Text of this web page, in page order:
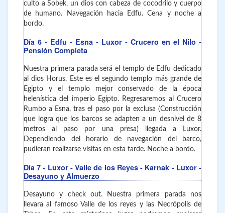
culto a Sobek, un dios con cabeza de cocodrilo y cuerpo
de humano. Navegación hacia Edfu. Cena y noche a
bordo.
Día 6 - Edfu - Esna - Luxor - Crucero en el Nilo -
Pensión Completa
Nuestra primera parada será el templo de Edfu dedicado
al dios Horus. Este es el segundo templo más grande de
Egipto y el templo mejor conservado de la época
helenística del imperio Egipto. Regresaremos al Crucero
Rumbo a Esna, tras el paso por la exclusa (Construcción
que logra que los barcos se adapten a un desnivel de 8
metros al paso por una presa) llegada a Luxor.
Dependiendo del horario de navegación del barco,
pudieran realizarse visitas en esta tarde. Noche a bordo.
Día 7 - Luxor - Valle de los Reyes - Karnak - Luxor-
Desayuno y Almuerzo
Desayuno y check out. Nuestra primera parada nos
llevara al famoso Valle de los reyes y las Necrópolis de